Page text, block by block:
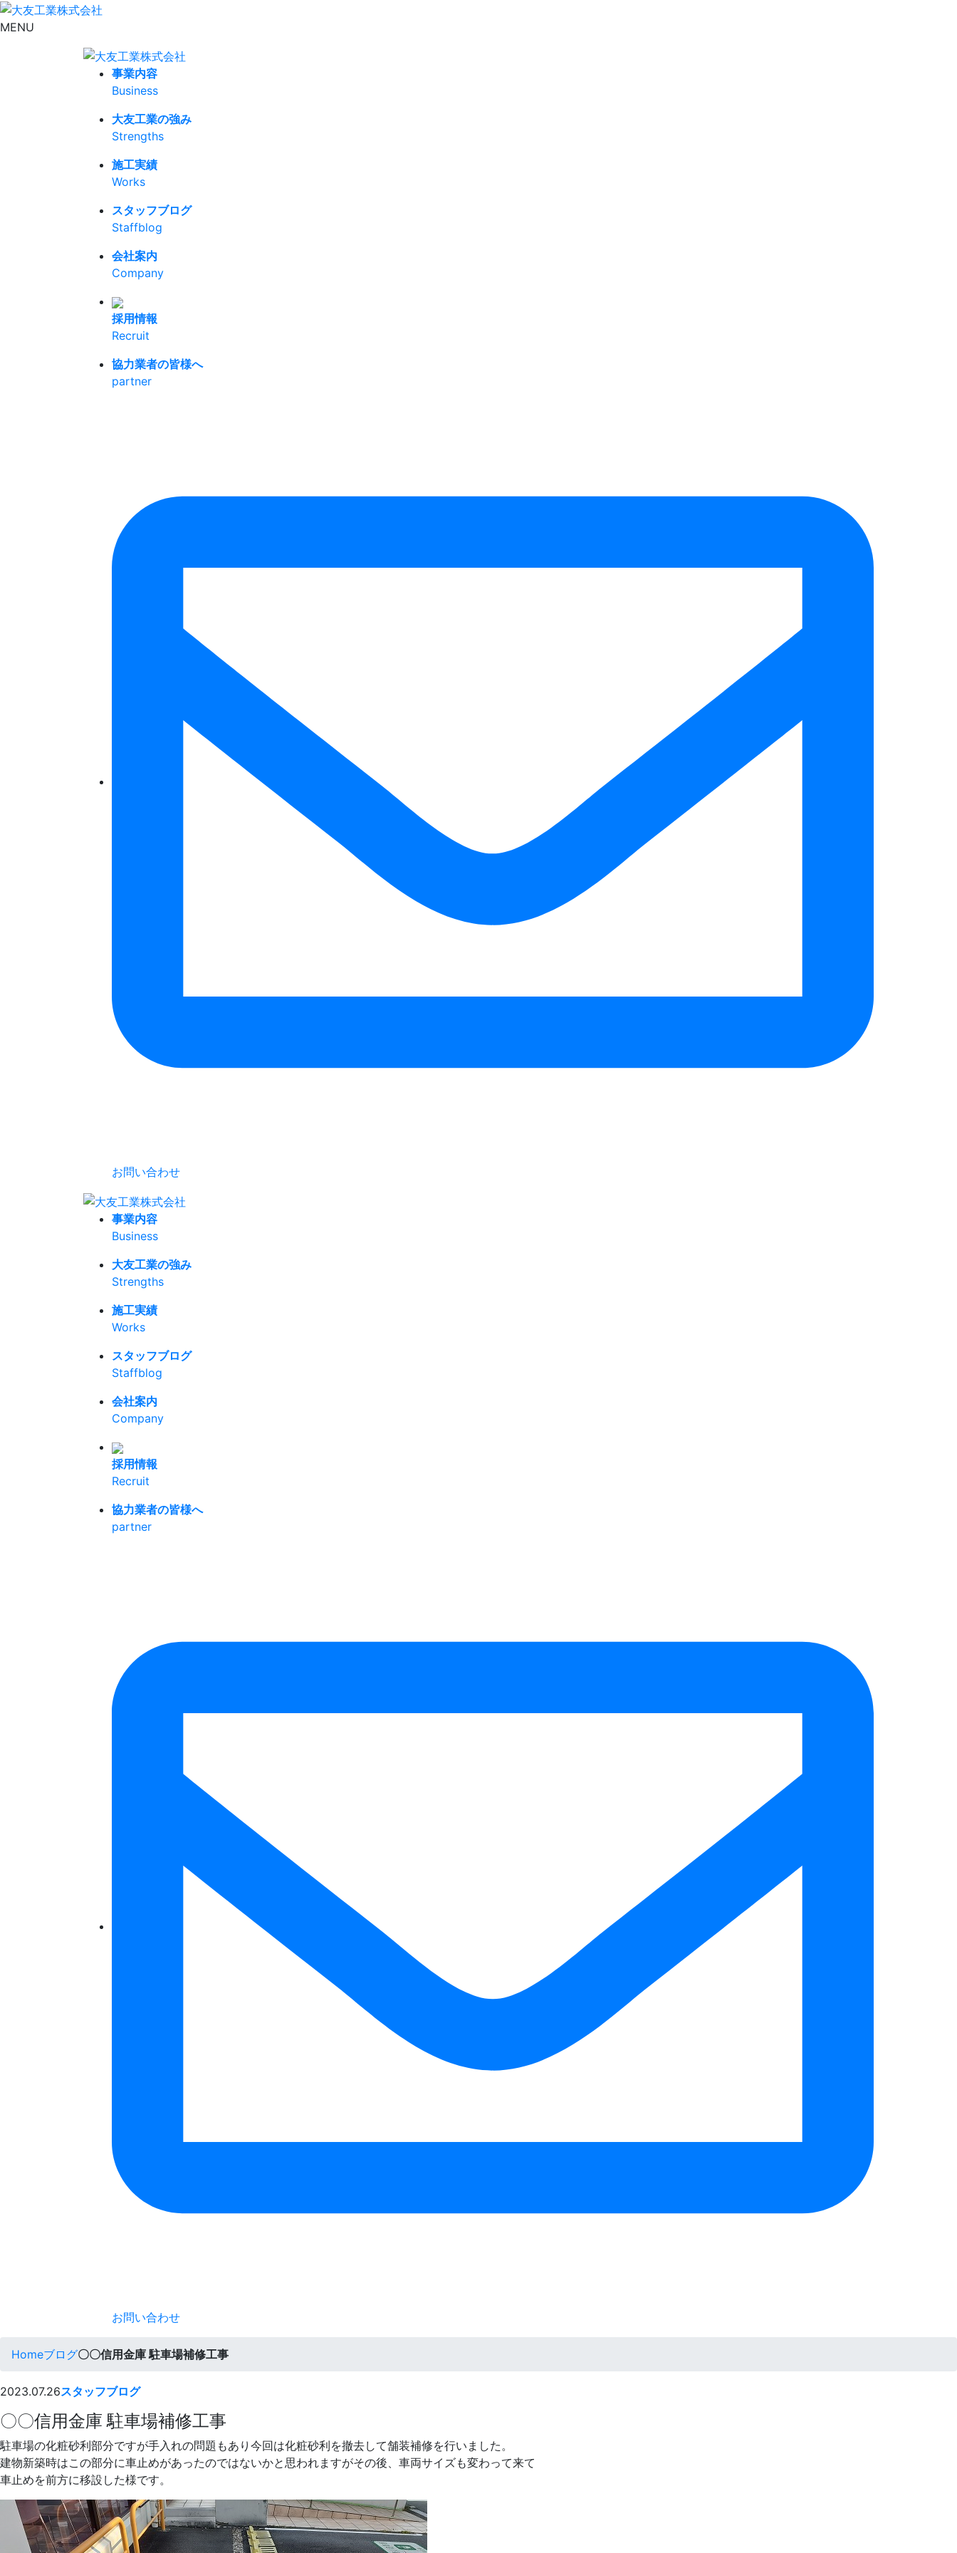
MENU
事業内容
Business
大友工業の強み
Strengths
施工実績
Works
スタッフブログ
Staffblog
会社案内
Company
採用情報
Recruit
協力業者の皆様へ
partner
お問い合わせ
事業内容
Business
大友工業の強み
Strengths
施工実績
Works
スタッフブログ
Staffblog
会社案内
Company
採用情報
Recruit
協力業者の皆様へ
partner
お問い合わせ
Homeブログ〇〇信用金庫 駐車場補修工事
2023.07.26スタッフブログ
〇〇信用金庫 駐車場補修工事
駐車場の化粧砂利部分ですが手入れの問題もあり今回は化粧砂利を撤去して舗装補修を行いました。
建物新築時はこの部分に車止めがあったのではないかと思われますがその後、車両サイズも変わって来て
車止めを前方に移設した様です。